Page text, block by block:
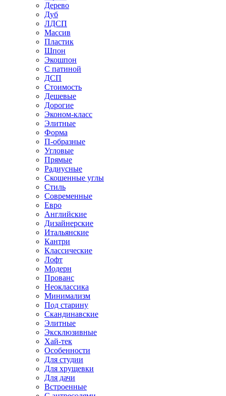
Дерево
Дуб
ЛДСП
Массив
Пластик
Шпон
Экошпон
С патиной
ДСП
Стоимость
Дешевые
Дорогие
Эконом-класс
Элитные
Форма
П-образные
Угловые
Прямые
Радиусные
Скошенные углы
Стиль
Современные
Евро
Английские
Дизайнерские
Итальянские
Кантри
Классические
Лофт
Модерн
Прованс
Неоклассика
Минимализм
Под старину
Скандинавские
Элитные
Эксклюзивные
Хай-тек
Особенности
Для студии
Для хрущевки
Для дачи
Встроенные